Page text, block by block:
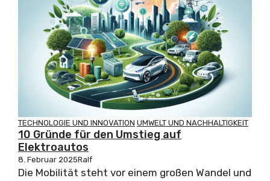
TECHNOLOGIE UND INNOVATION UMWELT UND NACHHALTIGKEIT
10 Gründe für den Umstieg auf
Elektroautos
8. Februar 2025Ralf
Die Mobilität steht vor einem großen Wandel und